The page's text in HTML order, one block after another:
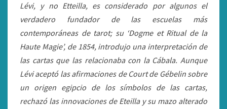
Lévi, y no Etteilla, es considerado por algunos el
verdadero fundador de las escuelas más
contemporáneas de tarot; su ‘Dogme et Ritual de la
Haute Magie’, de 1854, introdujo una interpretación de
las cartas que las relacionaba con la Cábala. Aunque
Lévi aceptó las afirmaciones de Court de Gébelin sobre
un origen egipcio de los símbolos de las cartas,
rechazó las innovaciones de Eteilla y su mazo alterado